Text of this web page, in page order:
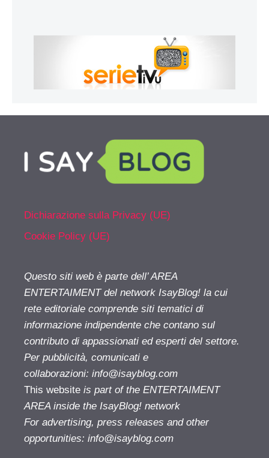
Dichiarazione sulla Privacy (UE)
Cookie Policy (UE)
Questo siti web è parte dell’ AREA
ENTERTAIMENT del network IsayBlog! la cui
rete editoriale comprende siti tematici di
informazione indipendente che contano sul
contributo di appassionati ed esperti del settore.
Per pubblicità, comunicati e
collaborazioni: info@isayblog.com
This website is part of the ENTERTAIMENT
AREA inside the IsayBlog! network
For advertising, press releases and other
opportunities: info@isayblog.com